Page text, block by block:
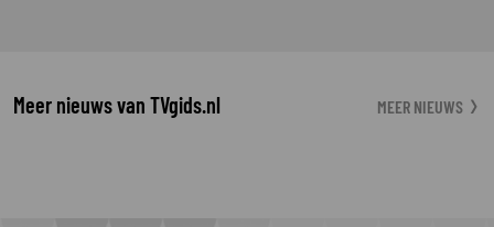
Meer nieuws van TVgids.nl MEER NIEUWS